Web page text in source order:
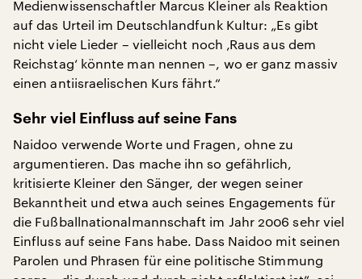
Medienwissenschaftler Marcus Kleiner als Reaktion
auf das Urteil im Deutschlandfunk Kultur: „Es gibt
nicht viele Lieder – vielleicht noch ‚Raus aus dem
Reichstag‘ könnte man nennen –, wo er ganz massiv
einen antiisraelischen Kurs fährt.“
Sehr viel Einfluss auf seine Fans
Naidoo verwende Worte und Fragen, ohne zu
argumentieren. Das mache ihn so gefährlich,
kritisierte Kleiner den Sänger, der wegen seiner
Bekanntheit und etwa auch seines Engagements für
die Fußballnationalmannschaft im Jahr 2006 sehr viel
Einfluss auf seine Fans habe. Dass Naidoo mit seinen
Parolen und Phrasen für eine politische Stimmung